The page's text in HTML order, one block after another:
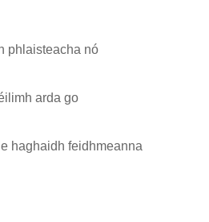
phlaisteacha nó
arda go
haghaidh feidhmeanna